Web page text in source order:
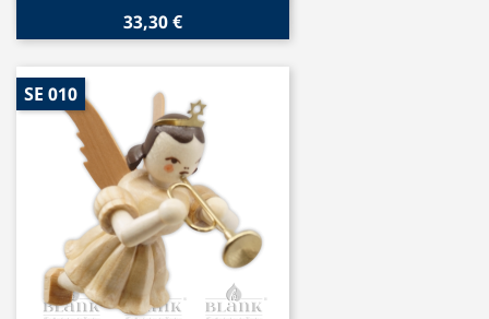
33,30 €
SE 010